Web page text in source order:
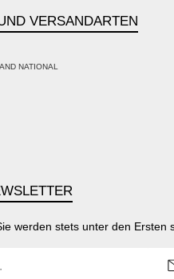
VERSANDARTEN
NATIONAL
werden stets unter den Ersten